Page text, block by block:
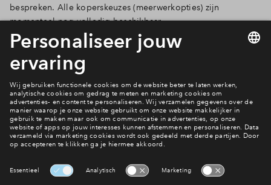
Inloggen
bespreken. Alle koperskeuzes (meerwerkopties) zijn
momenteel nog volledig beschikbaar.
Bekijk het woningaanbod
Ook hier wonen?
Bekijk woningaanbod
Interesse? Meld je dan snel aan